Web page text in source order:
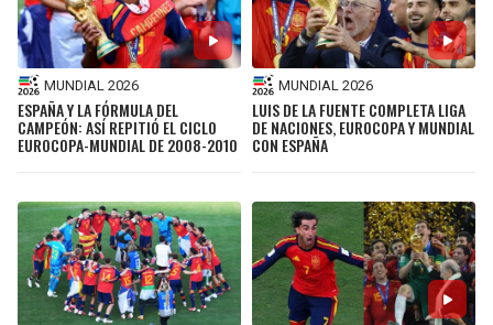
MUNDIAL 2026
ESPAÑA Y LA FÓRMULA DEL
CAMPEÓN: ASÍ REPITIÓ EL CICLO
EUROCOPA-MUNDIAL DE 2008-2010
MUNDIAL 2026
LUIS DE LA FUENTE COMPLETA LIGA
DE NACIONES, EUROCOPA Y MUNDIAL
CON ESPAÑA